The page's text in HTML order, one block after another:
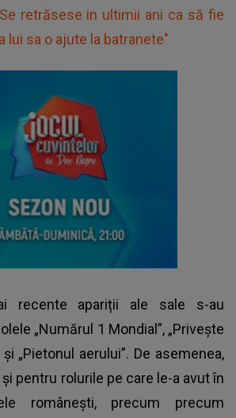
retrăsese in ultimii ani ca să fie
lui sa o ajute la batranete"
recente apariții ale sale s-au
„Numărul 1 Mondial”, „Privește
„Pietonul aerului”. De asemenea,
pentru rolurile pe care le-a avut în
românești, precum precum